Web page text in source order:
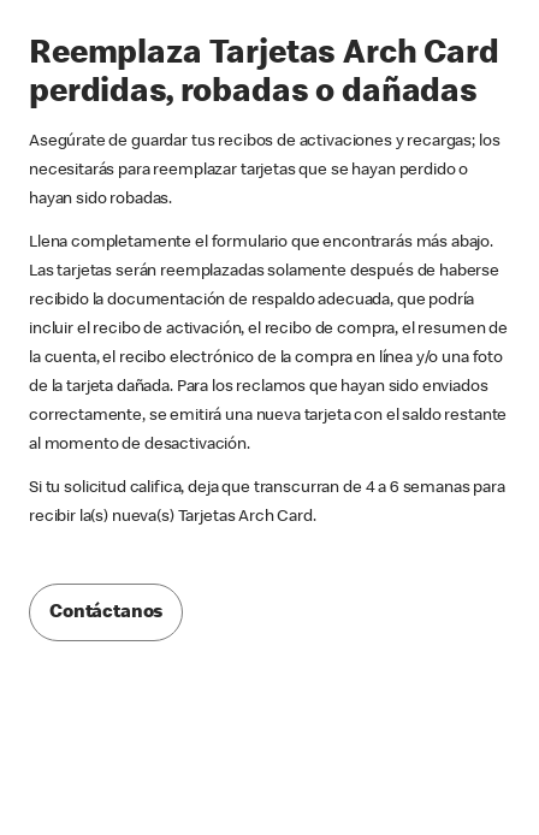
Reemplaza Tarjetas Arch Card
perdidas, robadas o dañadas
Asegúrate de guardar tus recibos de activaciones y recargas; los
necesitarás para reemplazar tarjetas que se hayan perdido o
hayan sido robadas.
Llena completamente el formulario que encontrarás más abajo.
Las tarjetas serán reemplazadas solamente después de haberse
recibido la documentación de respaldo adecuada, que podría
incluir el recibo de activación, el recibo de compra, el resumen de
la cuenta, el recibo electrónico de la compra en línea y/o una foto
de la tarjeta dañada. Para los reclamos que hayan sido enviados
correctamente, se emitirá una nueva tarjeta con el saldo restante
al momento de desactivación.
Si tu solicitud califica, deja que transcurran de 4 a 6 semanas para
recibir la(s) nueva(s) Tarjetas Arch Card.
Contáctanos